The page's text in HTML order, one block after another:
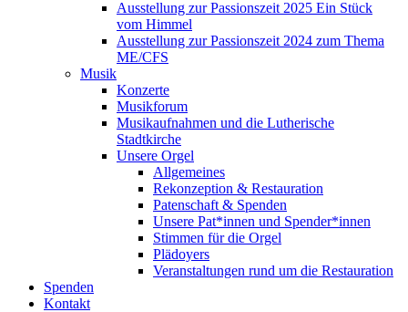
Ausstellung zur Passionszeit 2025 Ein Stück
vom Himmel
Ausstellung zur Passionszeit 2024 zum Thema
ME/CFS
Musik
Konzerte
Musikforum
Musikaufnahmen und die Lutherische
Stadtkirche
Unsere Orgel
Allgemeines
Rekonzeption & Restauration
Patenschaft & Spenden
Unsere Pat*innen und Spender*innen
Stimmen für die Orgel
Plädoyers
Veranstaltungen rund um die Restauration
Spenden
Kontakt